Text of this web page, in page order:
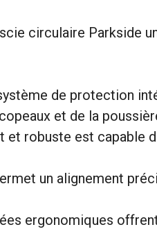
circulaire Parkside
de protection
et de la
et robuste est capable
un alignement
ergonomiques